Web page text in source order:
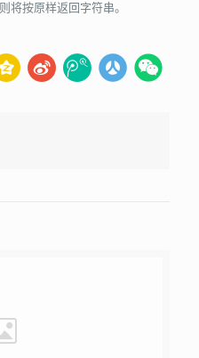
将按原样返回字符串。